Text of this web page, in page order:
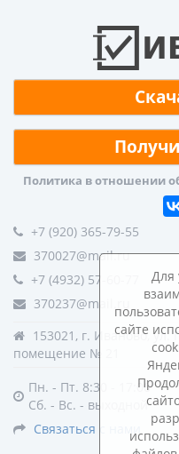
Политика в отношении
+7 (920) 365-79-55
370027@mail.ru
+7 (4932) 57-60-77
370237@mail.ru
153021, г. Иваново, ул.
помещение № 21
Пн. - Пт. 8:30 - 17:00
Сб. - Вс. - выходной
Связаться с нами
Для
сайте